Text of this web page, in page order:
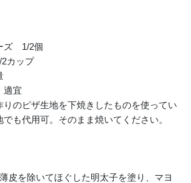
ズ 1/2個
カップ
宜
のピザ生地を下焼きしたものを使ってい
でも代用可。そのまま焼いてください。
皮を除いてほぐした明太子を塗り、マヨ